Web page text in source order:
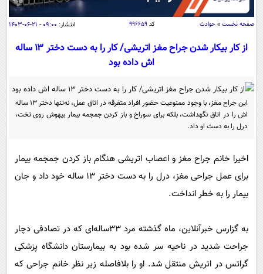
اقتصاد
اقتصادی
خودرو
جامعه
اجتماعی
حوادث
سلامت
ورزشی
بین الملل
سیاست خارجی
فرهنگ و هنر
علمی
گوناگون
مجله تصویری سلاح
سیاست
سرگرمی
داستان کوتاه
پیامک
آموزش زبان
صفحه نخست » حوادث کد۹۹۶۶۵۹ انتشار: ۰۹:۰۰ - ۲۱-۰۶-۱۴۰۳
از کار بیکار شدن جراح مغز اتریشی/ کار را به دست دختر ۱۳ ساله
اش داده بود
این جراح مغز، با وجود ممنوعیت حضور افراد متفرقه در اتاق عمل، نه‌تنها دختر ۱۳ ساله
اش را در اتاق نگهداشت، بلکه برای سوراخ و باز کردن جمجمه بیمار بیهوش روی تخت،
درل را به دست او داد.
اخیرا خانم جراح مغز و اعصاب اتریشی هنگام باز کردن جمجمه بیمار
برای عمل جراحی مغز، درل را به دست دختر ۱۳ ساله خود داد و جان
بیمار را به خطر انداخت.
به گزارس خبرآنلاین، ماه گذشته مرد ۳۳‌ساله‌ای که در تصادفی دچار
جراحت شدید در ناحیه سر شده بود به بیمارستان دانشگاه پزشکی
گراتس در اتریش منتقل شد. او را بلافاصله زیر نظر خانم جراحی که